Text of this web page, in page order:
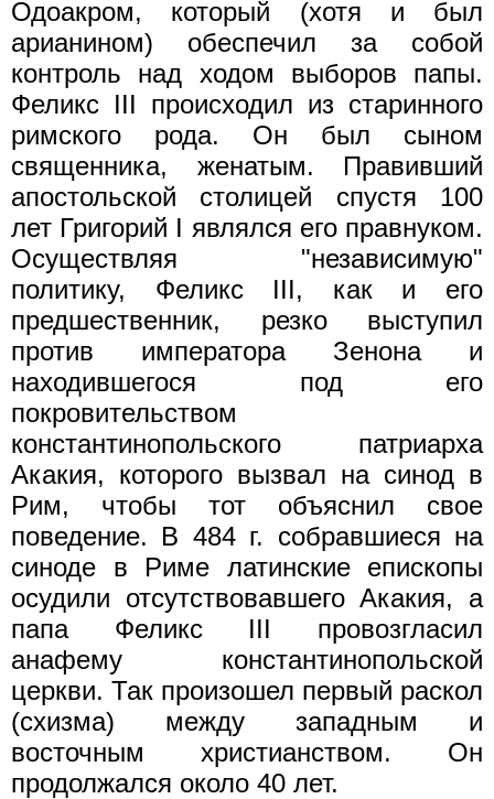
Одоакром, который (хотя и был
арианином) обеспечил за собой
контроль над ходом выборов папы.
Феликс III происходил из старинного
римского рода. Он был сыном
священника, женатым. Правивший
апостольской столицей спустя 100
лет Григорий I являлся его правнуком.
Осуществляя "независимую"
политику, Феликс III, как и его
предшественник, резко выступил
против императора Зенона и
находившегося под его
покровительством
константинопольского патриарха
Акакия, которого вызвал на синод в
Рим, чтобы тот объяснил свое
поведение. В 484 г. собравшиеся на
синоде в Риме латинские епископы
осудили отсутствовавшего Акакия, а
папа Феликс III провозгласил
анафему константинопольской
церкви. Так произошел первый раскол
(схизма) между западным и
восточным христианством. Он
продолжался около 40 лет.